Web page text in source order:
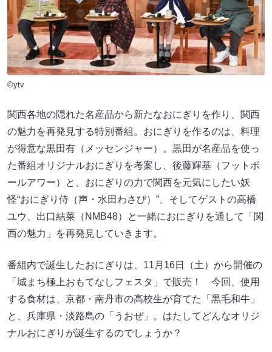
©ytv
関西各地の隠れた名産品から新たなおにぎりを作り、関西
の魅力を再発見する特別番組。おにぎりを作るのは、料理
が得意な黒田有（メッセンジャー）。黒田が名産品を使っ
た番組オリジナルおにぎりを考案し、後藤輝基（フットボ
ールアワー）と、おにぎりの力で関西を元気にしたい妖
怪“おにぎり侍（声・水田わさび）”、そしてゲストの高橋
ユウ、出口結菜（NMB48）と一緒におにぎりを通して「関
西の魅力」を再発見していきます。
番組内で誕生したおにぎりは、11月16日（土）から開催の
「城まち極上おもてなしフェスタ」で販売！ 今回、使用
する食材は、京都・南丹市の高校生が育てた「黒毛和牛」
と、兵庫県・淡路島の「うおぜ」。はたしてどんなオリジ
ナルおにぎりが誕生するのでしょうか？